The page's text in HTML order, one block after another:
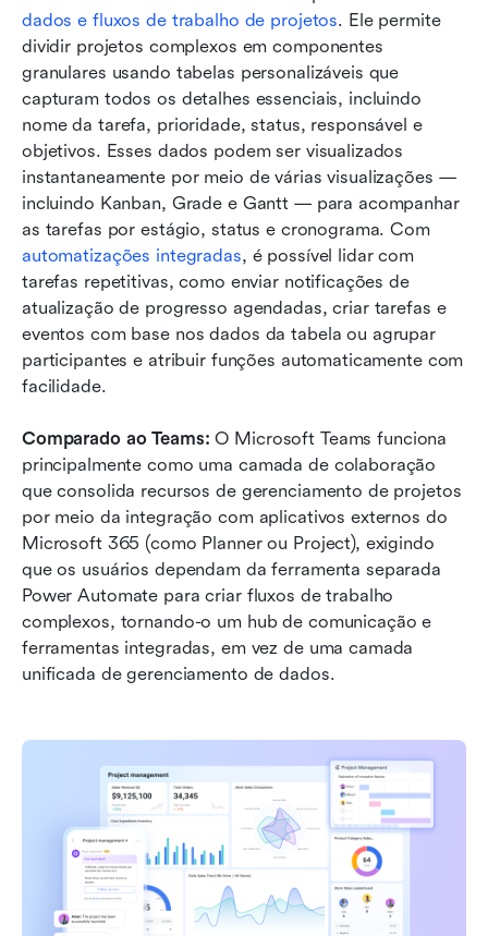
dados e fluxos de trabalho de projetos. Ele permite
dividir projetos complexos em componentes
granulares usando tabelas personalizáveis que
capturam todos os detalhes essenciais, incluindo
nome da tarefa, prioridade, status, responsável e
objetivos. Esses dados podem ser visualizados
instantaneamente por meio de várias visualizações —
incluindo Kanban, Grade e Gantt — para acompanhar
as tarefas por estágio, status e cronograma. Com
automatizações integradas, é possível lidar com
tarefas repetitivas, como enviar notificações de
atualização de progresso agendadas, criar tarefas e
eventos com base nos dados da tabela ou agrupar
participantes e atribuir funções automaticamente com
facilidade.
Comparado ao Teams: O Microsoft Teams funciona
principalmente como uma camada de colaboração
que consolida recursos de gerenciamento de projetos
por meio da integração com aplicativos externos do
Microsoft 365 (como Planner ou Project), exigindo
que os usuários dependam da ferramenta separada
Power Automate para criar fluxos de trabalho
complexos, tornando-o um hub de comunicação e
ferramentas integradas, em vez de uma camada
unificada de gerenciamento de dados.